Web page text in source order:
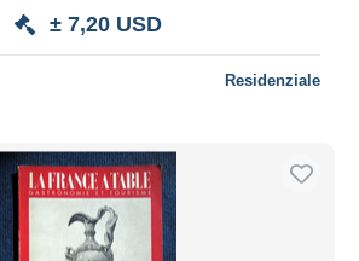
± 7,20 USD
Residenziale